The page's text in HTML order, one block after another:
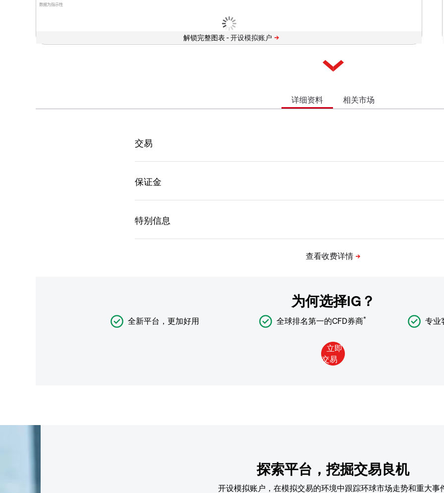
数据为指示性
解锁完整图表 -
详细资料 相关市场
为何选择IG？
全新平台，更加好用 全球排名第一的CFD券商* 专业
探索平台，挖掘交易良机
开设模拟账户，在模拟交易的环境中跟踪环球市场走势和重大事